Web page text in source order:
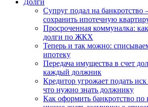
Долги
Супруг подал на банкротство
сохранить ипотечную
Просроченная коммуналка:
долги по ЖКХ
Теперь и так можно:
ипотеку
Передача имущества в счет
каждый должник
Кредитор угрожает подать
что нужно знать должнику
Как оформить банкротство по